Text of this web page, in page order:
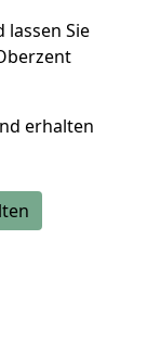
lassen Sie
erhalten